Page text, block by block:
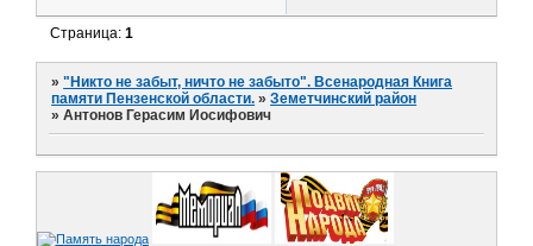
Страница:1
»"Никто не забыт, ничто не забыто". Всенародная Книга
памяти Пензенской области. »Земетчинский район
»Антонов Герасим Иосифович